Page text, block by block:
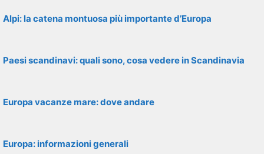
Alpi: la catena montuosa più importante d’Europa
Paesi scandinavi: quali sono, cosa vedere in Scandinavia
Europa vacanze mare: dove andare
Europa: informazioni generali